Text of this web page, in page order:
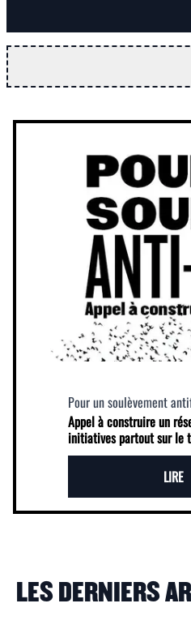
Pour un soulèvement
Appel à construire un
initiatives partout sur le
LIRE
LES DERNIERS